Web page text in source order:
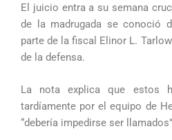
El juicio entra a su semana
de la madrugada se conoció
parte de la fiscal Elinor L.
de la defensa.
La nota explica que estos
tardíamente por el equipo de
“debería impedirse ser